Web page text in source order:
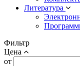
Литература
Фильтр
Цена
от